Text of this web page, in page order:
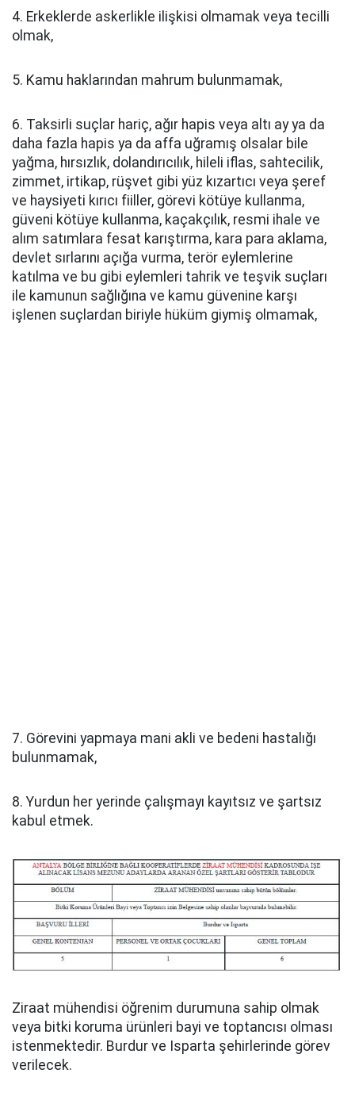
4. Erkeklerde askerlikle ilişkisi olmamak veya tecilli
olmak,
5. Kamu haklarından mahrum bulunmamak,
6. Taksirli suçlar hariç, ağır hapis veya altı ay ya da
daha fazla hapis ya da affa uğramış olsalar bile
yağma, hırsızlık, dolandırıcılık, hileli iflas, sahtecilik,
zimmet, irtikap, rüşvet gibi yüz kızartıcı veya şeref
ve haysiyeti kırıcı fiiller, görevi kötüye kullanma,
güveni kötüye kullanma, kaçakçılık, resmi ihale ve
alım satımlara fesat karıştırma, kara para aklama,
devlet sırlarını açığa vurma, terör eylemlerine
katılma ve bu gibi eylemleri tahrik ve teşvik suçları
ile kamunun sağlığına ve kamu güvenine karşı
işlenen suçlardan biriyle hüküm giymiş olmamak,
7. Görevini yapmaya mani akli ve bedeni hastalığı
bulunmamak,
8. Yurdun her yerinde çalışmayı kayıtsız ve şartsız
kabul etmek.
Ziraat mühendisi öğrenim durumuna sahip olmak
veya bitki koruma ürünleri bayi ve toptancısı olması
istenmektedir. Burdur ve Isparta şehirlerinde görev
verilecek.